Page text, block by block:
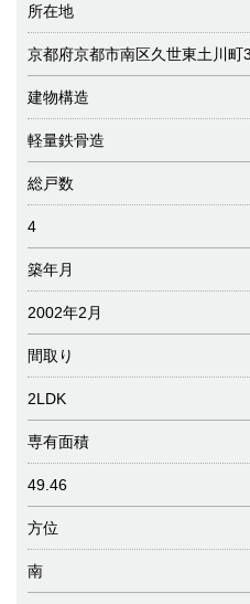
所在地
京都府京都市南区久世東土川町
建物構造
軽量鉄骨造
総戸数
4
築年月
2002年2月
間取り
2LDK
専有面積
49.46
方位
南